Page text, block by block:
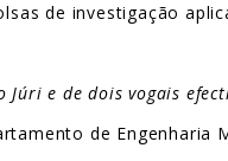
de investigação
e de dois vogais
de